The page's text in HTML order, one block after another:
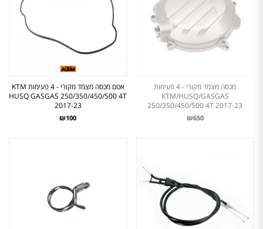
מכסה מצמד מקורי - 4 פעימות
KTM/HUSQ/GASGAS
250/350/450/500 4T 2017-23
₪650
אטם מכסה מצמד מקורי - 4 פעימות KTM
HUSQ GASGAS 250/350/450/500 4T
2017-23
₪100